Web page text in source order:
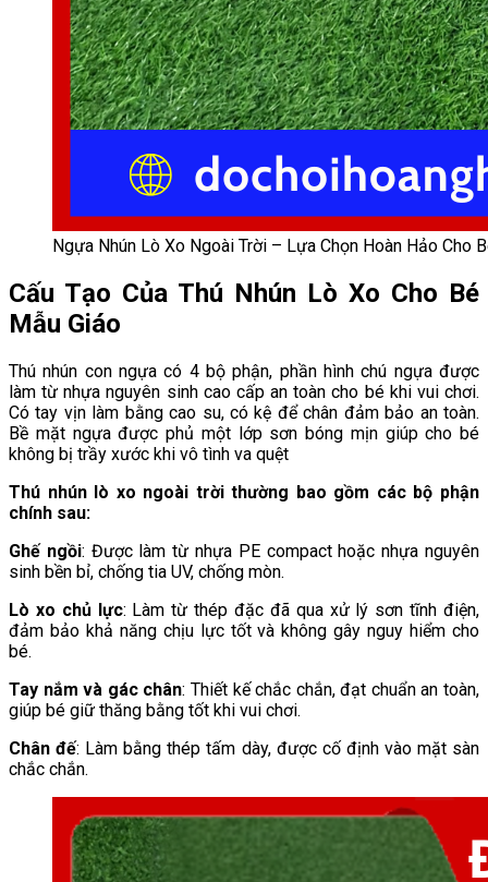
Ngựa Nhún Lò Xo Ngoài Trời – Lựa Chọn Hoàn Hảo Cho
Cấu Tạo Của Thú Nhún Lò Xo Cho Bé
Mẫu Giáo
Thú nhún con ngựa có 4 bộ phận, phần hình chú ngựa được
làm từ nhựa nguyên sinh cao cấp an toàn cho bé khi vui chơi.
Có tay vịn làm bằng cao su, có kệ để chân đảm bảo an toàn.
Bề mặt ngựa được phủ một lớp sơn bóng mịn giúp cho bé
không bị trầy xước khi vô tình va quệt
Thú nhún lò xo ngoài trời thường bao gồm các bộ phận
chính sau:
Ghế ngồi: Được làm từ nhựa PE compact hoặc nhựa nguyên
sinh bền bỉ, chống tia UV, chống mòn.
Lò xo chủ lực: Làm từ thép đặc đã qua xử lý sơn tĩnh điện,
đảm bảo khả năng chịu lực tốt và không gây nguy hiểm cho
bé.
Tay nắm và gác chân: Thiết kế chắc chắn, đạt chuẩn an toàn,
giúp bé giữ thăng bằng tốt khi vui chơi.
Chân đế: Làm bằng thép tấm dày, được cố định vào mặt sàn
chắc chắn.